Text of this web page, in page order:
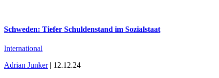
Schweden: Tiefer Schuldenstand im Sozialstaat
International
Adrian Junker| 12.12.24